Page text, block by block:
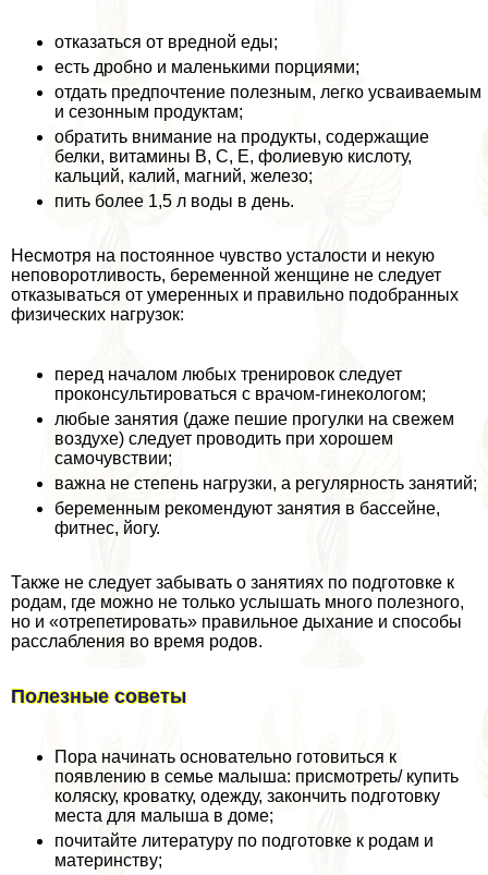
отказаться от вредной еды;
есть дробно и маленькими порциями;
отдать предпочтение полезным, легко усваиваемым
и сезонным продуктам;
обратить внимание на продукты, содержащие
белки, витамины В, С, Е, фолиевую кислоту,
кальций, калий, магний, железо;
пить более 1,5 л воды в день.
Несмотря на постоянное чувство усталости и некую
неповоротливость, беременной женщине не следует
отказываться от умеренных и правильно подобранных
физических нагрузок:
перед началом любых тренировок следует
проконсультироваться с врачом-гинекологом;
любые занятия (даже пешие прогулки на свежем
воздухе) следует проводить при хорошем
самочувствии;
важна не степень нагрузки, а регулярность занятий;
беременным рекомендуют занятия в бассейне,
фитнес, йогу.
Также не следует забывать о занятиях по подготовке к
родам, где можно не только услышать много полезного,
но и «отрепетировать» правильное дыхание и способы
расслабления во время родов.
Полезные советы
Пора начинать основательно готовиться к
появлению в семье малыша: присмотреть/ купить
коляску, кроватку, одежду, закончить подготовку
места для малыша в доме;
почитайте литературу по подготовке к родам и
материнству;